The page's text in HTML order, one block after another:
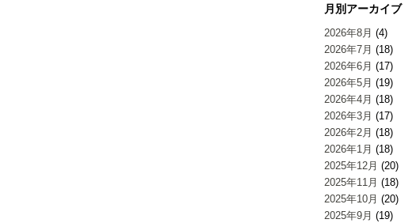
月別アーカイブ
2026年8月 (4)
2026年7月 (18)
2026年6月 (17)
2026年5月 (19)
2026年4月 (18)
2026年3月 (17)
2026年2月 (18)
2026年1月 (18)
2025年12月 (20)
2025年11月 (18)
2025年10月 (20)
2025年9月 (19)